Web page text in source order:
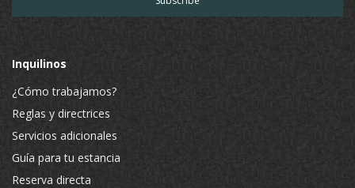
Inquilinos
¿Cómo trabajamos?
Reglas y directrices
Servicios adicionales
Guía para tu estancia
Reserva directa